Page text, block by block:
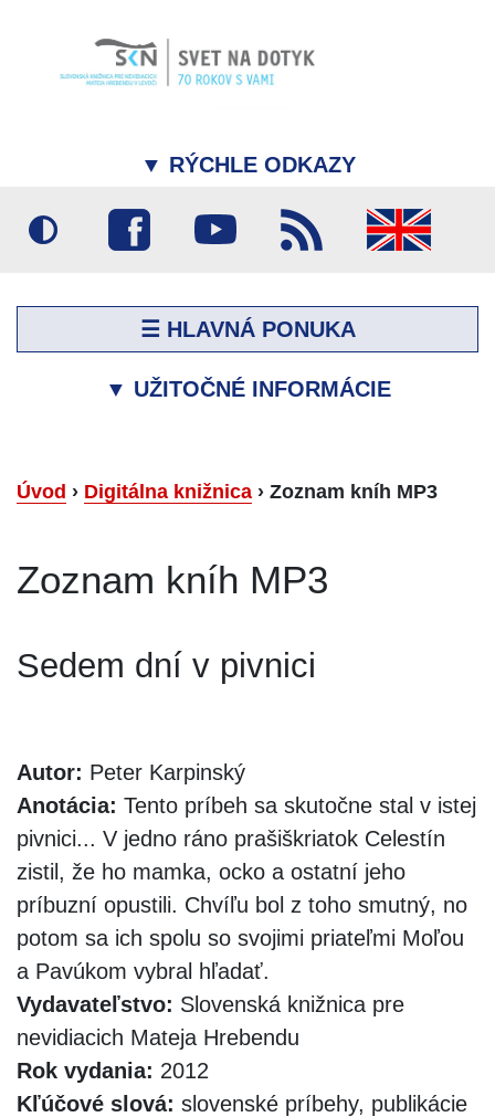
▼ RÝCHLE ODKAZY
☰ HLAVNÁ PONUKA
▼ UŽITOČNÉ INFORMÁCIE
Úvod › Digitálna knižnica › Zoznam kníh MP3
Zoznam kníh MP3
Sedem dní v pivnici
Autor: Peter Karpinský
Anotácia: Tento príbeh sa skutočne stal v istej
pivnici... V jedno ráno prašiškriatok Celestín
zistil, že ho mamka, ocko a ostatní jeho
príbuzní opustili. Chvíľu bol z toho smutný, no
potom sa ich spolu so svojimi priateľmi Moľou
a Pavúkom vybral hľadať.
Vydavateľstvo: Slovenská knižnica pre
nevidiacich Mateja Hrebendu
Rok vydania: 2012
Kľúčové slová: slovenské príbehy, publikácie